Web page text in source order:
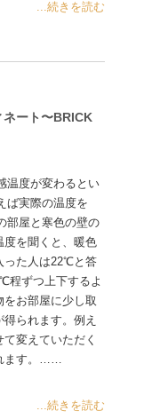
...続きを読む
ネート〜BRICK
温度が変わるとい
ば実際の温度を
部屋と寒色の壁の
度を聞くと、暖色
った人は22℃と答
程ずつ上下するよ
お部屋に少し取
られます。例え
変えていただく
ます。……
...続きを読む